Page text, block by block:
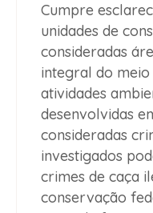
Cumpre
unidades de
consideradas
integral do
atividades
desenvolvidas
consideradas
investigados
crimes de caça
conservação